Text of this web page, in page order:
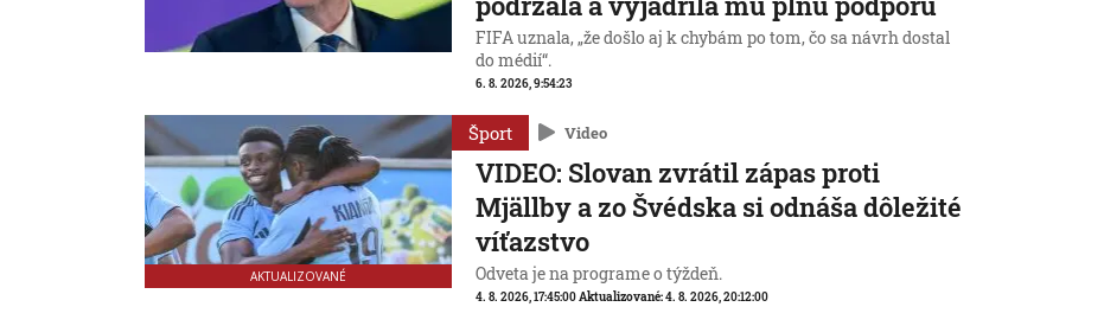
FIFA uznala, „že došlo aj k chybám po tom, čo sa návrh dostal
do médií“.
6. 8. 2026, 9:54:23
AKTUALIZOVANÉ
Šport Video
VIDEO: Slovan zvrátil zápas proti
Mjällby a zo Švédska si odnáša dôležité
víťazstvo
Odveta je na programe o týždeň.
4. 8. 2026, 17:45:00Aktualizované:4. 8. 2026, 20:12:00